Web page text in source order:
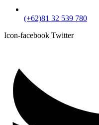
(+62)81 32 539 780
Icon-facebook Twitter